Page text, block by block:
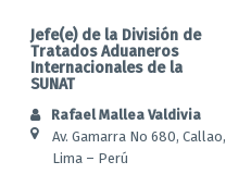
Jefe(e) de la División de
Tratados Aduaneros
Internacionales de la
SUNAT
Rafael Mallea Valdivia
Av. Gamarra No 680, Callao,
Lima – Perú